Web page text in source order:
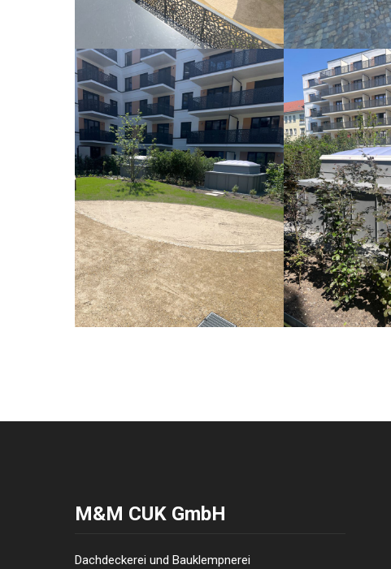
M&M CUK GmbH
Dachdeckerei und Bauklempnerei